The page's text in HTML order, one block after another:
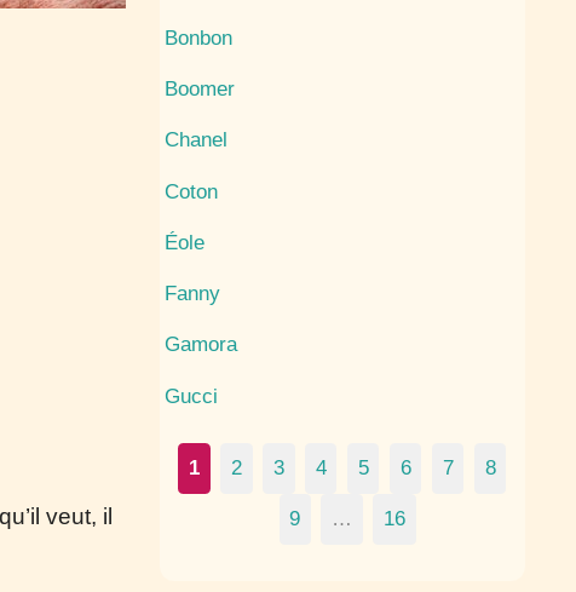
veut, il
Bonbon
Boomer
Chanel
Coton
Éole
Fanny
Gamora
Gucci
1 2 3 4 5 6 7 8
9 … 16